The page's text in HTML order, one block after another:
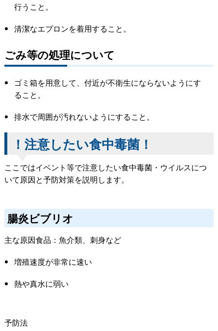
行うこと。
清潔なエプロンを着用すること。
ごみ等の処理について
ゴミ箱を用意して、付近が不衛生にならないようにす
ること。
排水で周囲が汚れないようにすること。
！注意したい食中毒菌！
ここではイベント等で注意したい食中毒菌・ウイルスにつ
いて原因と予防対策を説明します。
腸炎ビブリオ
主な原因食品：魚介類、刺身など
増殖速度が非常に速い
熱や真水に弱い
予防法